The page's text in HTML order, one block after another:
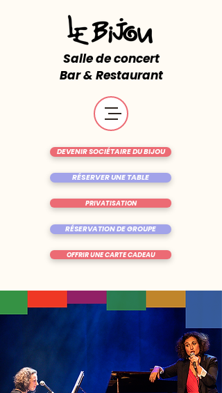
Salle de concert
Bar & Restaurant
RÉSERVER UNE TABLE
OFFRIR UNE CARTE CADEAU
DEVENIR SOCIÉTAIRE DU BIJOU
RÉSERVATION DE GROUPE
PRIVATISATION